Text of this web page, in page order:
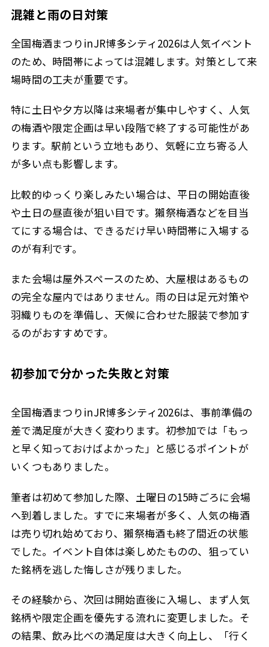
混雑と雨の日対策
全国梅酒まつりinJR博多シティ2026は人気イベント
のため、時間帯によっては混雑します。対策として来
場時間の工夫が重要です。
特に土日や夕方以降は来場者が集中しやすく、人気
の梅酒や限定企画は早い段階で終了する可能性があ
ります。駅前という立地もあり、気軽に立ち寄る人
が多い点も影響します。
比較的ゆっくり楽しみたい場合は、平日の開始直後
や土日の昼直後が狙い目です。獺祭梅酒などを目当
てにする場合は、できるだけ早い時間帯に入場する
のが有利です。
また会場は屋外スペースのため、大屋根はあるもの
の完全な屋内ではありません。雨の日は足元対策や
羽織りものを準備し、天候に合わせた服装で参加す
るのがおすすめです。
初参加で分かった失敗と対策
全国梅酒まつりinJR博多シティ2026は、事前準備の
差で満足度が大きく変わります。初参加では「もっ
と早く知っておけばよかった」と感じるポイントが
いくつもありました。
筆者は初めて参加した際、土曜日の15時ごろに会場
へ到着しました。すでに来場者が多く、人気の梅酒
は売り切れ始めており、獺祭梅酒も終了間近の状態
でした。イベント自体は楽しめたものの、狙ってい
た銘柄を逃した悔しさが残りました。
その経験から、次回は開始直後に入場し、まず人気
銘柄や限定企画を優先する流れに変更しました。そ
の結果、飲み比べの満足度は大きく向上し、「行く